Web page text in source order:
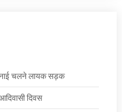
चलने लायक सड़क
दिवस